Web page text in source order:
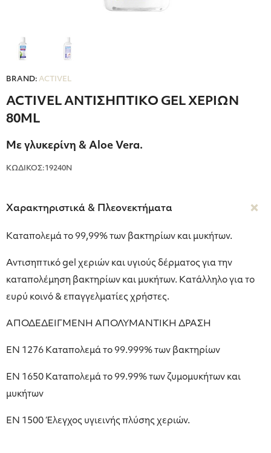
BRAND: ACTIVEL
ACTIVEL ΑΝΤΙΣΗΠΤΙΚΟ GEL ΧΕΡΙΩΝ
80ML
Με γλυκερίνη & Aloe Vera.
ΚΩΔΙΚΟΣ:19240Ν
Χαρακτηριστικά & Πλεονεκτήματα
Καταπολεμά το 99,99% των βακτηρίων και μυκήτων.
Αντισηπτικό gel χεριών και υγιούς δέρματος για την
καταπολέμηση βακτηρίων και μυκήτων. Κατάλληλο για το
ευρύ κοινό & επαγγελματίες χρήστες.
ΑΠΟΔΕΔΕΙΓΜΕΝΗ ΑΠΟΛΥΜΑΝΤΙΚΗ ΔΡΑΣΗ
ΕΝ 1276 Καταπολεμά το 99.999% των βακτηρίων
ΕΝ 1650 Καταπολεμά το 99.99% των ζυμομυκήτων και
μυκήτων
ΕΝ 1500 Έλεγχος υγιεινής πλύσης χεριών.